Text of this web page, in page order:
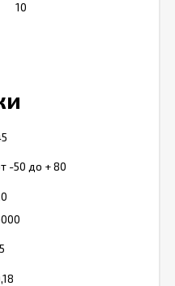
10
-50 до + 80